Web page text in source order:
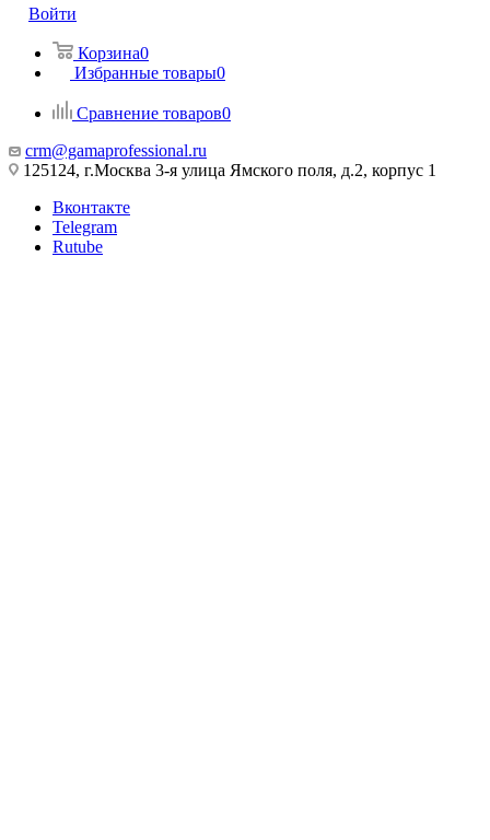
Войти
Корзина0
Избранные товары0
Сравнение товаров0
crm@gamaprofessional.ru
125124, г.Москва 3-я улица Ямского поля, д.2, корпус 1
Вконтакте
Telegram
Rutube